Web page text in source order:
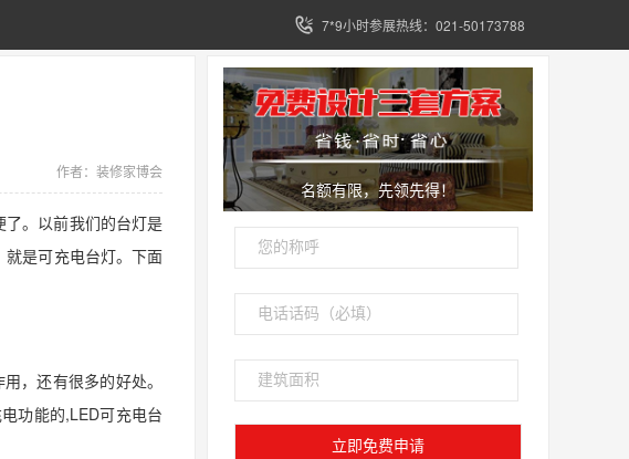
7*9小时参展热线：021-50173788
作者： 装修家博会
。以前我们的台灯是
是可充电台灯。下面
，还有很多的好处。
功能的,LED可充电台
名额有限，先领先得！